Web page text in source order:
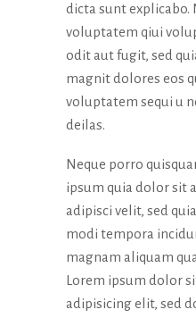
dicta sunt explicabo.
voluptatem qiui
odit aut fugit, sed
magnit dolores eos
voluptatem sequi u
deilas.
Neque porro
ipsum quia dolor sit
adipisci velit, sed
modi tempora
magnam aliquam
Lorem ipsum dolor
adipisicing elit, sed